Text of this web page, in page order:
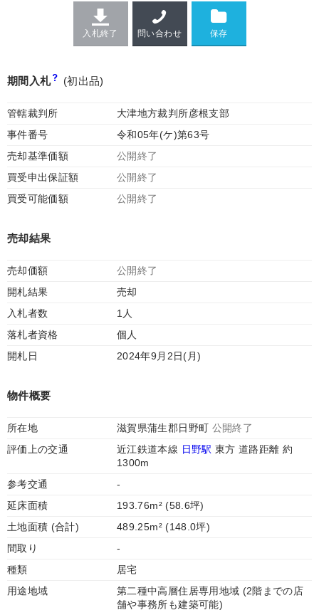
入札終了 問い合わせ
期間入札 (初出品)
管轄裁判所
大津地方裁判所彦根支部
事件番号
令和05年(ケ)第63号
売却基準価額
公開終了
買受申出保証額
公開終了
買受可能価額
公開終了
売却結果
売却価額
公開終了
開札結果
売却
入札者数
1人
落札者資格
個人
開札日
2024年9月2日(月)
物件概要
所在地 滋賀県蒲生郡日野町 公開終了
評価上の交通
近江鉄道本線 日野駅 東方 道路距離 約
1300m
参考交通
-
延床面積
193.76m² (58.6坪)
土地面積 (合計)
489.25m² (148.0坪)
間取り
-
種類
居宅
用途地域
第二種中高層住居専用地域 (2階までの店
舗や事務所も建築可能)